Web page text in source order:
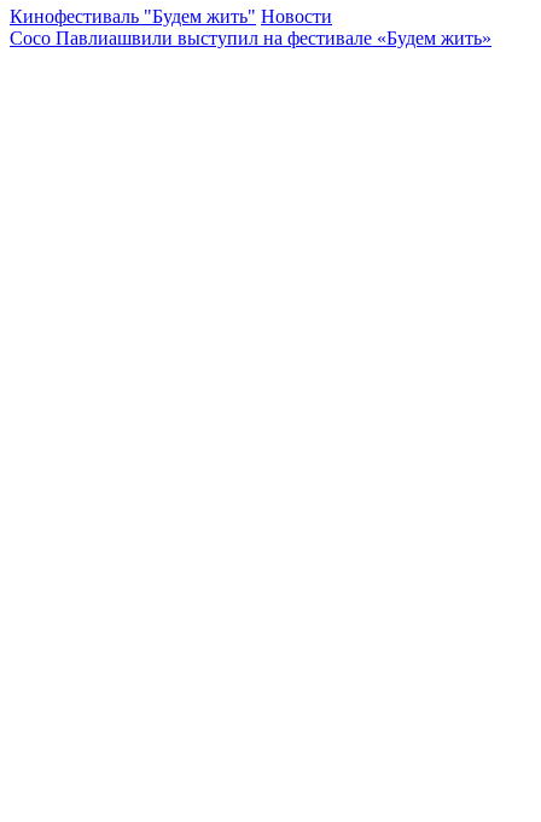
Кинофестиваль "Будем жить" Новости
Сосо Павлиашвили выступил на фестивале «Будем жить»